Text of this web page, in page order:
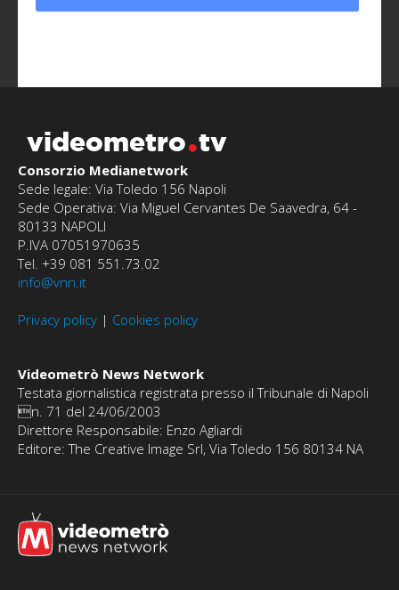
videometro tv
Consorzio Medianetwork
Sede legale: Via Toledo 156 Napoli
Sede Operativa: Via Miguel Cervantes De Saavedra, 64 -
80133 NAPOLI
P.IVA 07051970635
Tel. +39 081 551.73.02
info@vnn.it
Privacy policy | Cookies policy
Videometrò News Network
Testata giornalistica registrata presso il Tribunale di Napoli
n. 71 del 24/06/2003
Direttore Responsabile: Enzo Agliardi
Editore: The Creative Image Srl, Via Toledo 156 80134 NA